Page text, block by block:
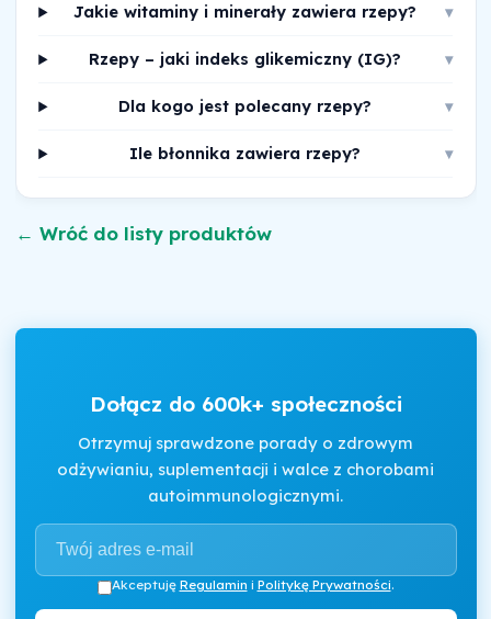
Jakie witaminy i minerały zawiera rzepy? ▾
Rzepy – jaki indeks glikemiczny (IG)? ▾
Dla kogo jest polecany rzepy? ▾
Ile błonnika zawiera rzepy? ▾
← Wróć do listy produktów
Dołącz do 600k+ społeczności
Otrzymuj sprawdzone porady o zdrowym
odżywianiu, suplementacji i walce z chorobami
autoimmunologicznymi.
Akceptuję Regulamin i Politykę Prywatności.